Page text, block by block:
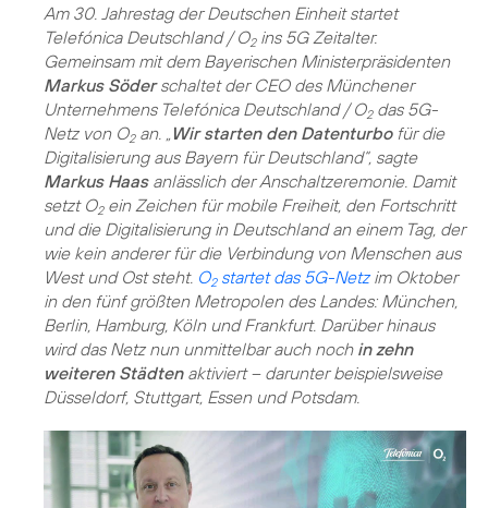
Am 30. Jahrestag der Deutschen Einheit startet
Telefónica Deutschland / O2ins 5G Zeitalter.
Gemeinsam mit dem Bayerischen Ministerpräsidenten
Markus Söderschaltet der CEO des Münchener
Unternehmens Telefónica Deutschland / O2das 5G-
Netz von O2an. „ Wir starten den Datenturbofür die
Digitalisierung aus Bayern für Deutschland“, sagte
Markus Haasanlässlich der Anschaltzeremonie. Damit
setzt O2ein Zeichen für mobile Freiheit, den Fortschritt
und die Digitalisierung in Deutschland an einem Tag, der
wie kein anderer für die Verbindung von Menschen aus
West und Ost steht. O2startet das 5G-Netzim Oktober
in den fünf größten Metropolen des Landes: München,
Berlin, Hamburg, Köln und Frankfurt. Darüber hinaus
wird das Netz nun unmittelbar auch noch in zehn
weiteren Städtenaktiviert – darunter beispielsweise
Düsseldorf, Stuttgart, Essen und Potsdam.